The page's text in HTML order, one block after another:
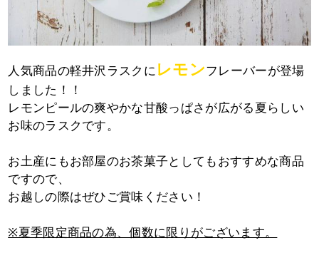
人気商品の軽井沢ラスクに レモンフレーバーが登場
しました！！
レモンピールの爽やかな甘酸っぱさが広がる夏らしい
お味のラスクです。
お土産にもお部屋のお茶菓子としてもおすすめな商品
ですので、
お越しの際はぜひご賞味ください！
※夏季限定商品の為、個数に限りがございます。